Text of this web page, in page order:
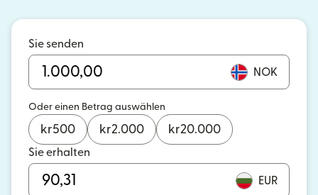
Sie senden
NOK
Oder einen Betrag auswählen
kr500 kr2.000 kr20.000
Sie erhalten
EUR